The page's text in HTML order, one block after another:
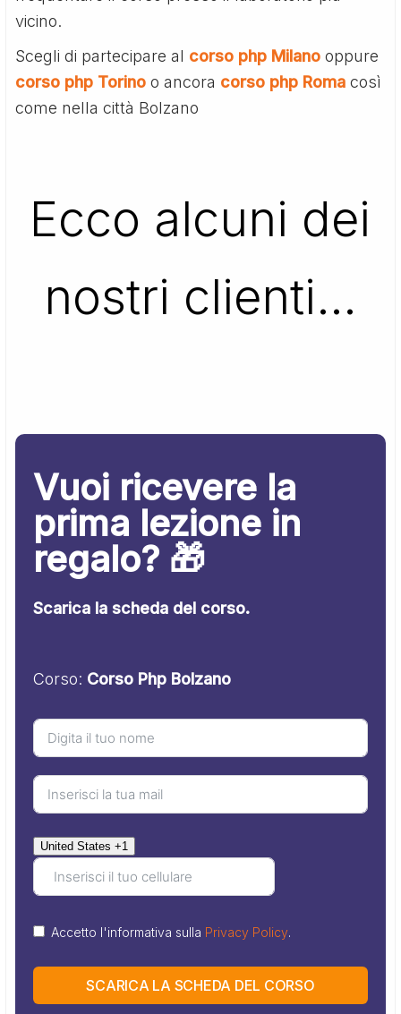
vicino.
Scegli di partecipare al corso php Milano oppure
corso php Torino o ancora corso php Roma così
come nella città Bolzano
Ecco alcuni dei
nostri clienti…
Vuoi ricevere la
prima lezione in
regalo? 🎁
Scarica la scheda del corso.
Corso: Corso Php Bolzano
United States +1
Accetto l'informativa sulla Privacy Policy.
SCARICA LA SCHEDA DEL CORSO